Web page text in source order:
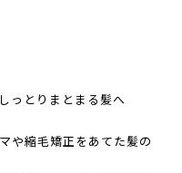
っとりまとまる髪へ
や縮毛矯正をあてた髪の